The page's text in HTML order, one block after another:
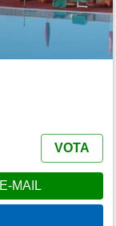
VOTA
E-MAIL